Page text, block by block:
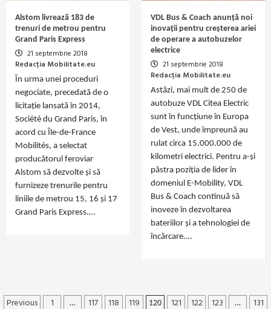
Alstom livrează 183 de
trenuri de metrou pentru
Grand Paris Express
21 septembrie 2018
Redacția Mobilitate.eu
În urma unei proceduri
negociate, precedată de o
licitație lansată în 2014,
Société du Grand Paris, în
acord cu Île-de-France
Mobilités, a selectat
producătorul feroviar
Alstom să dezvolte și să
furnizeze trenurile pentru
liniile de metrou 15, 16 și 17
Grand Paris Express.…
VDL Bus & Coach anunță noi
inovații pentru creșterea ariei
de operare a autobuzelor
electrice
21 septembrie 2018
Redacția Mobilitate.eu
Astăzi, mai mult de 250 de
autobuze VDL Citea Electric
sunt în funcțiune în Europa
de Vest, unde împreună au
rulat circa 15.000.000 de
kilometri electrici. Pentru a-și
păstra poziția de lider în
domeniul E-Mobility, VDL
Bus & Coach continuă să
inoveze în dezvoltarea
bateriilor și a tehnologiei de
încărcare.…
Previous 1 … 117 118 119 120 121 122 123 … 131